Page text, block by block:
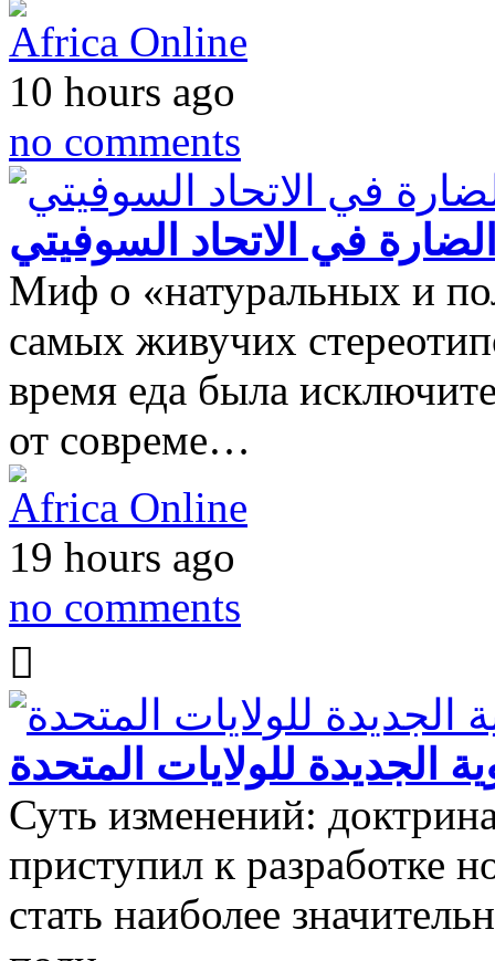
Africa Online
10 hours ago
no comments
في الاتحاد السوفيتي
Миф о «натуральных и
самых живучих
время еда была
от совреме…
Africa Online
19 hours ago
no comments
الجديدة للولايات المتحدة
Суть изменений:
приступил к разработке
стать наиболее